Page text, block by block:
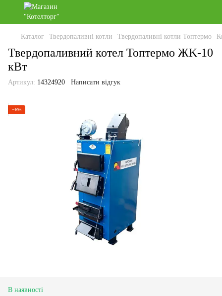
Каталог Твердопаливні котли Твердопаливні котли Топтермо
Твердопаливний котел Топтермо ЖK-10
кВт
Артикул: 14324920 Написати відгук
−6%
В наявності